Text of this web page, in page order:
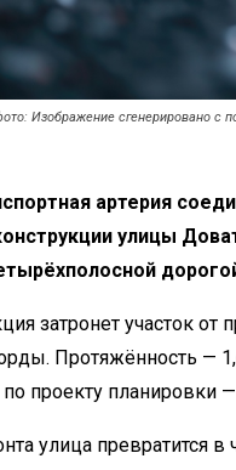
Изображение сгенерировано
артерия
улицы
затронет участок
Протяжённость —
проекту планировки
улица превратится